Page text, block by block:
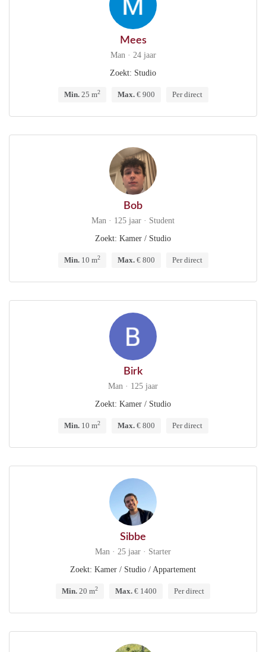
Mees
Man · 24 jaar
Zoekt: Studio
Min.25 m2 Max.€ 900 Per direct
Bob
Man · 125 jaar · Student
Zoekt: Kamer / Studio
Min.10 m2 Max.€ 800 Per direct
Birk
Man · 125 jaar
Zoekt: Kamer / Studio
Min.10 m2 Max.€ 800 Per direct
Sibbe
Man · 25 jaar · Starter
Zoekt: Kamer / Studio / Appartement
Min. 20 m2 Max. € 1400 Per direct